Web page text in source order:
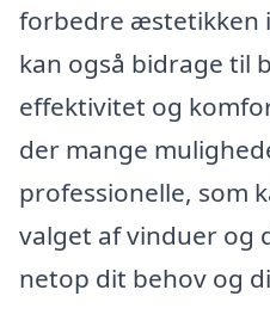
forbedre æstetikken
kan også bidrage til
effektivitet og
der mange
professionelle, som
valget af vinduer og
netop dit behov og